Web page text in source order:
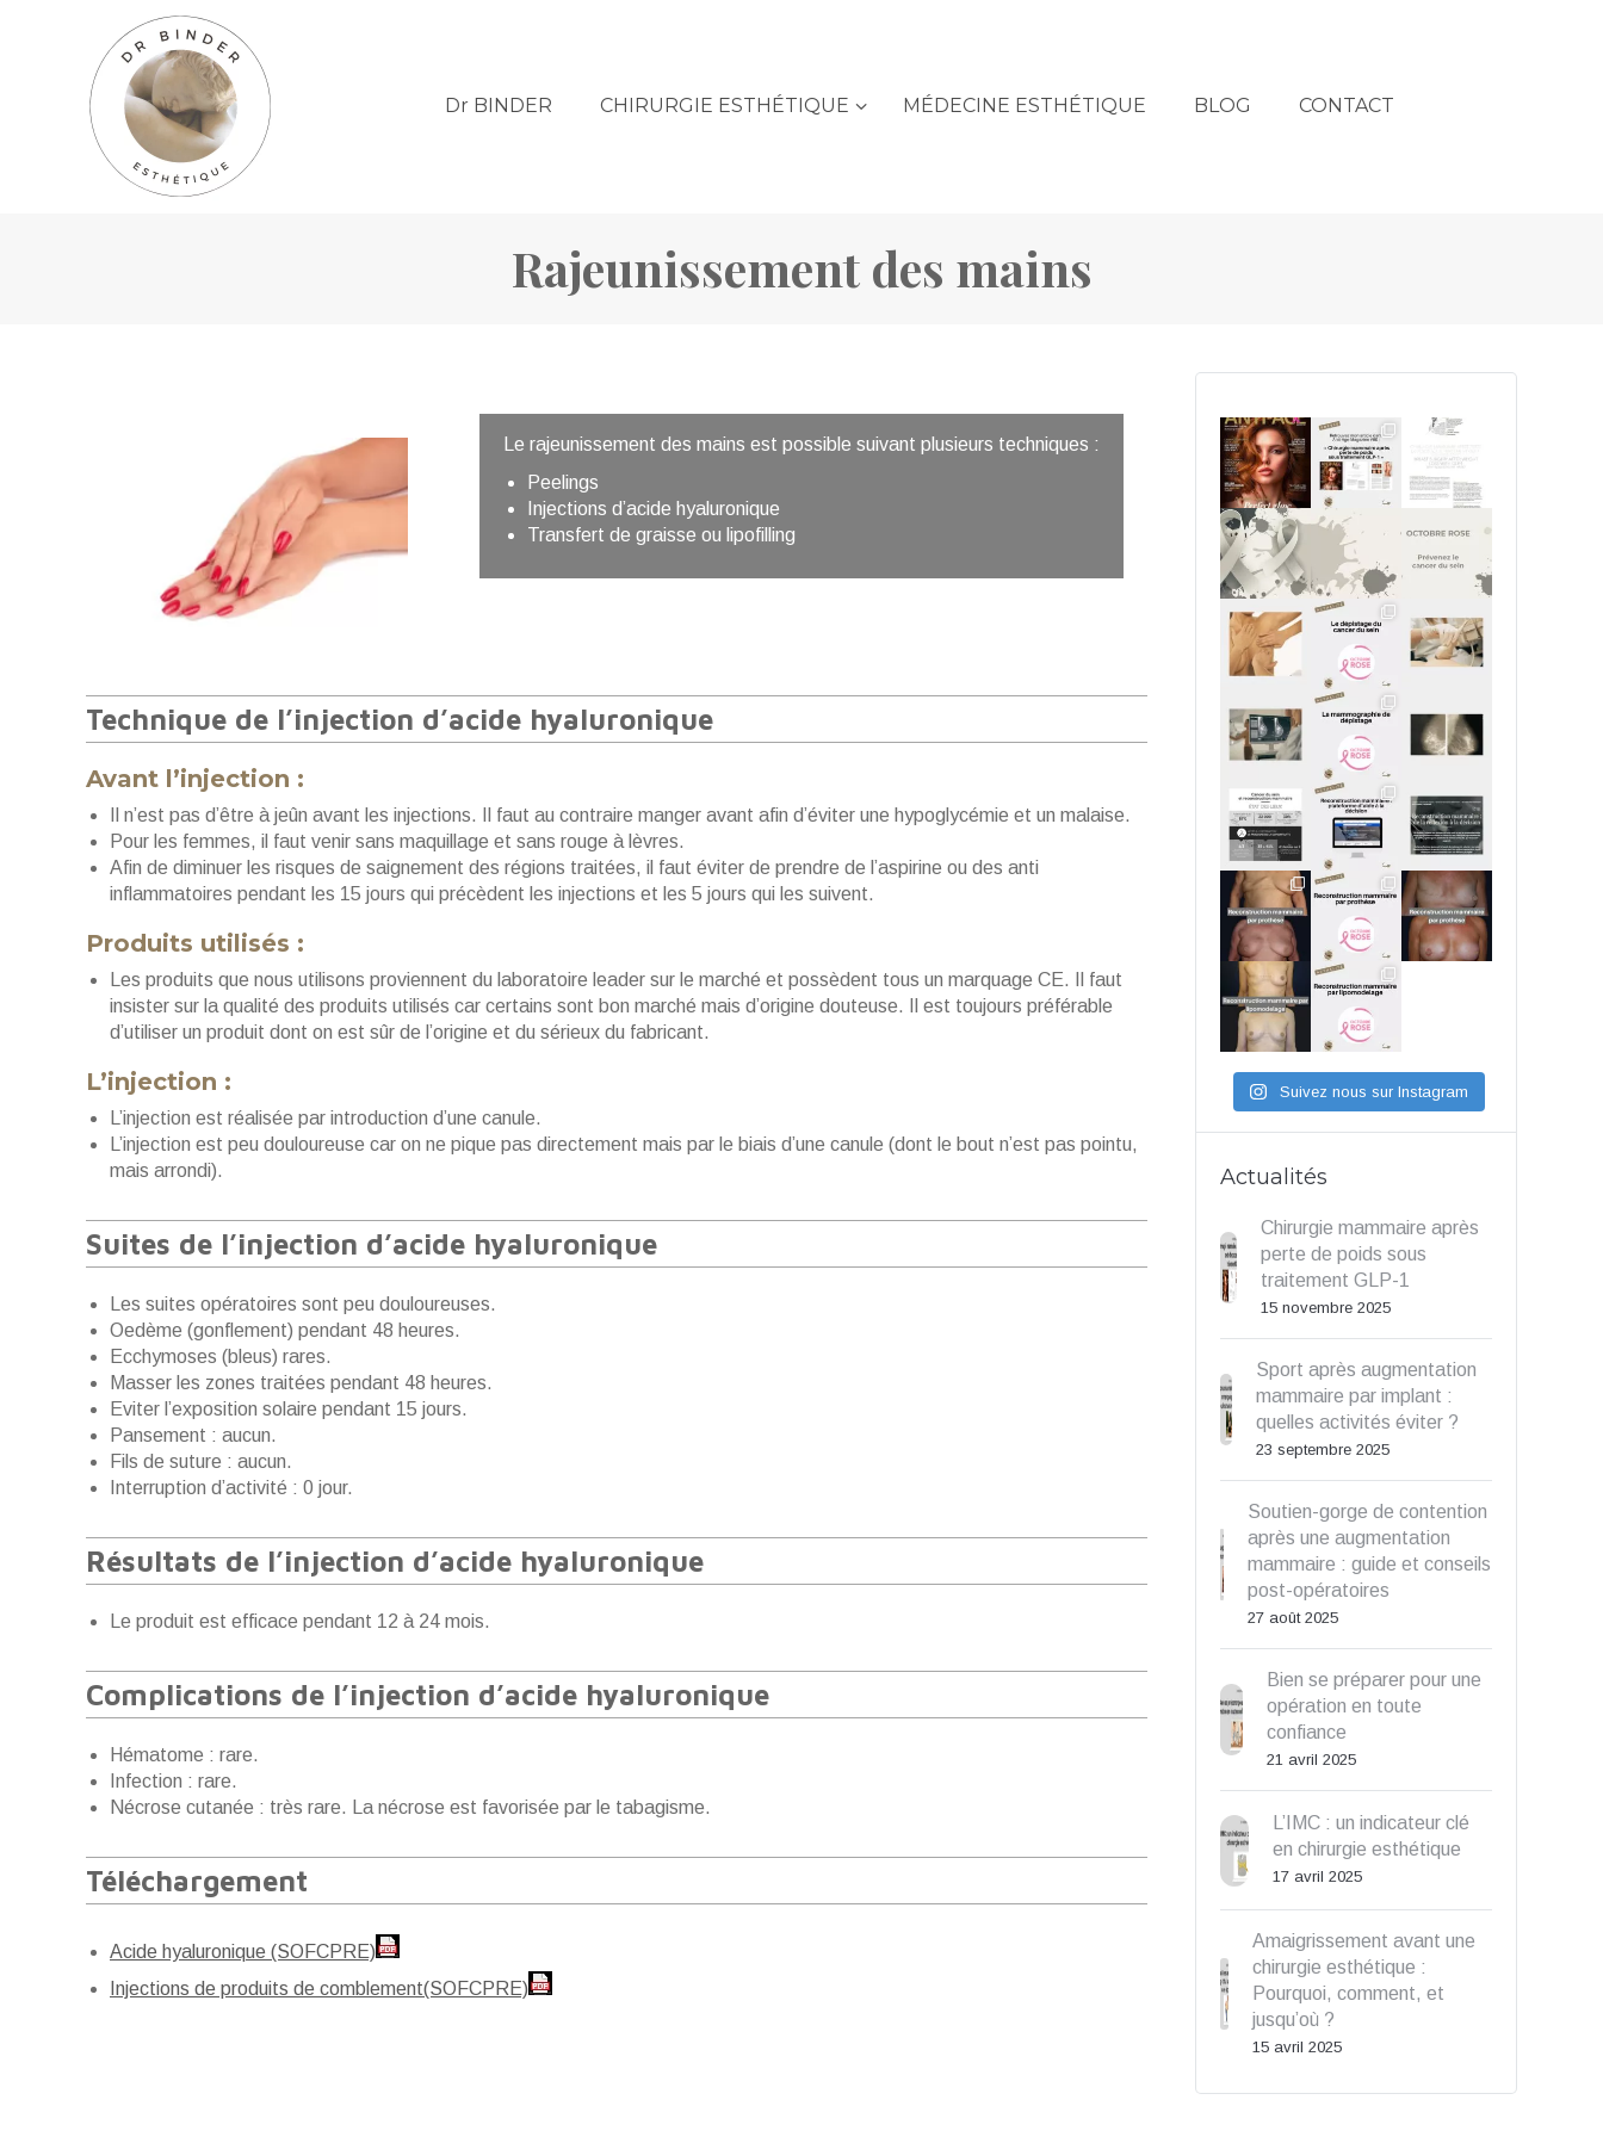
Dr BINDER CHIRURGIE ESTHÉTIQUE MÉDECINE ESTHÉTIQUE BLOG CONTACT
Rajeunissement des mains
Le rajeunissement des mains est possible suivant plusieurs techniques :
Peelings
Injections d’acide hyaluronique
Transfert de graisse ou lipofilling
Technique de l’injection d’acide hyaluronique
Avant l’injection :
Il n’est pas d’être à jeûn avant les injections. Il faut au contraire manger avant afin d’éviter une hypoglycémie et un malaise.
Pour les femmes, il faut venir sans maquillage et sans rouge à lèvres.
Afin de diminuer les risques de saignement des régions traitées, il faut éviter de prendre de l’aspirine ou des anti
inflammatoires pendant les 15 jours qui précèdent les injections et les 5 jours qui les suivent.
Produits utilisés :
Les produits que nous utilisons proviennent du laboratoire leader sur le marché et possèdent tous un marquage CE. Il faut
insister sur la qualité des produits utilisés car certains sont bon marché mais d’origine douteuse. Il est toujours préférable
d’utiliser un produit dont on est sûr de l’origine et du sérieux du fabricant.
L’injection :
L’injection est réalisée par introduction d’une canule.
L’injection est peu douloureuse car on ne pique pas directement mais par le biais d’une canule (dont le bout n’est pas pointu,
mais arrondi).
Suites de l’injection d’acide hyaluronique
Les suites opératoires sont peu douloureuses.
Oedème (gonflement) pendant 48 heures.
Ecchymoses (bleus) rares.
Masser les zones traitées pendant 48 heures.
Eviter l’exposition solaire pendant 15 jours.
Pansement : aucun.
Fils de suture : aucun.
Interruption d’activité : 0 jour.
Résultats de l’injection d’acide hyaluronique
Le produit est efficace pendant 12 à 24 mois.
Complications de l’injection d’acide hyaluronique
Hématome : rare.
Infection : rare.
Nécrose cutanée : très rare. La nécrose est favorisée par le tabagisme.
Téléchargement
Acide hyaluronique (SOFCPRE)
Injections de produits de comblement(SOFCPRE)
Suivez nous sur Instagram
Actualités
Chirurgie mammaire après
perte de poids sous
traitement GLP-1
15 novembre 2025
Sport après augmentation
mammaire par implant :
quelles activités éviter ?
23 septembre 2025
Soutien-gorge de contention
après une augmentation
mammaire : guide et conseils
post-opératoires
27 août 2025
Bien se préparer pour une
opération en toute
confiance
21 avril 2025
L’IMC : un indicateur clé
en chirurgie esthétique
17 avril 2025
Amaigrissement avant une
chirurgie esthétique :
Pourquoi, comment, et
jusqu’où ?
15 avril 2025